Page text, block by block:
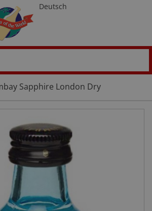
Deutsch
Sapphire London Dry